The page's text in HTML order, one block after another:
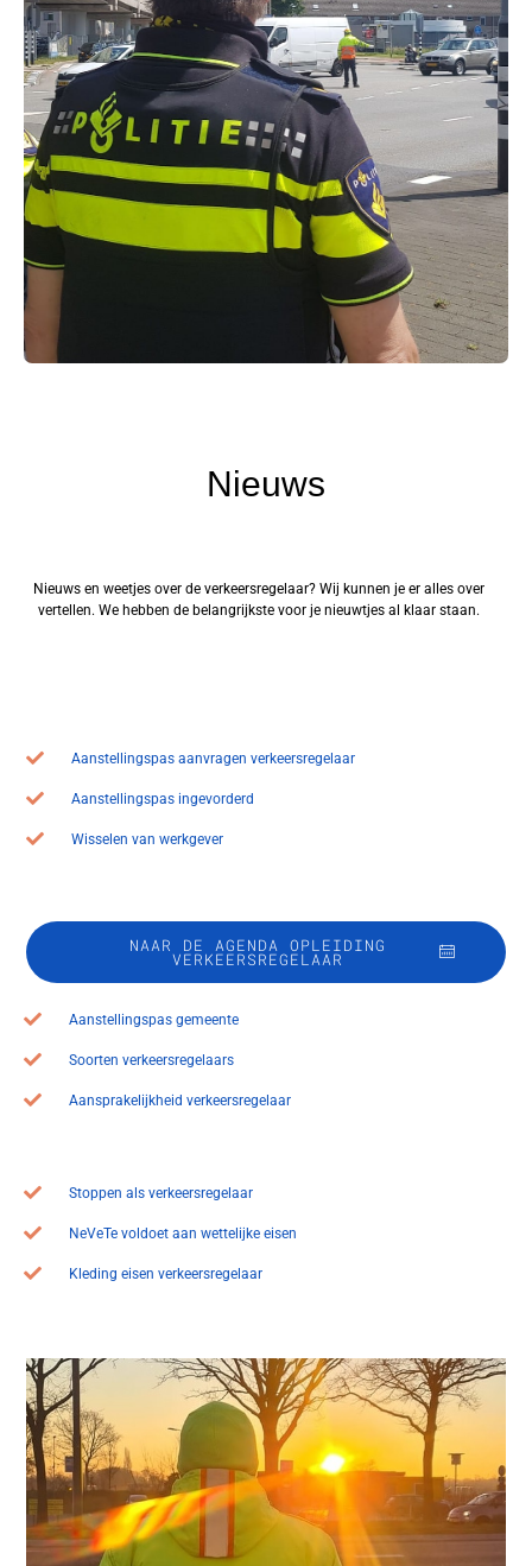
Nieuws
Nieuws en weetjes over de verkeersregelaar? Wij kunnen je er alles over
vertellen. We hebben de belangrijkste voor je nieuwtjes al klaar staan.
Aanstellingspas aanvragen verkeersregelaar
Aanstellingspas ingevorderd
Wisselen van werkgever
NAAR DE AGENDA OPLEIDING
VERKEERSREGELAAR
Aanstellingspas gemeente
Soorten verkeersregelaars
Aansprakelijkheid verkeersregelaar
Stoppen als verkeersregelaar
NeVeTe voldoet aan wettelijke eisen
Kleding eisen verkeersregelaar